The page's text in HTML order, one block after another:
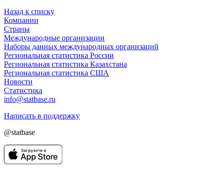
Назад к списку
Компании
Страны
Международные организации
Наборы данных международных организаций
Региональная статистика России
Региональная статистика Казахстана
Региональная статистика США
Новости
Статистика
info@statbase.ru
Написать в поддержку
@statbase